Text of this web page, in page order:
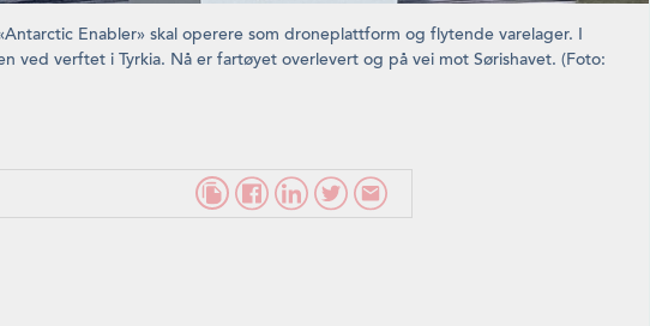
Enabler» skal operere som droneplattform og flytende varelager. I
ved verftet i Tyrkia. Nå er fartøyet overlevert og på vei mot Sørishavet. (Foto: